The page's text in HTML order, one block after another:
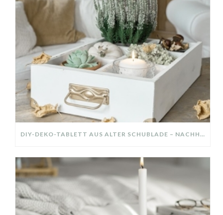
DIY-DEKO-TABLETT AUS ALTER SCHUBLADE – NACHHALTIGE HERBSTDEKO SELBER MACHEN!